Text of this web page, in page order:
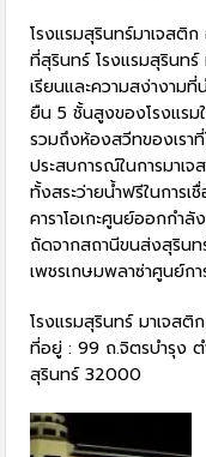
โรงแรมสุรินทร์มาเจสติ
ที่สุรินทร์ โรงแรมสุรินท
เรียนและความสง่างา
ยืน 5 ชั้นสูงของโรงแร
รวมถึงห้องสวีทของเรา
ประสบการณ์ในการมาเ
ทั้งสระว่ายน้ำฟรีในการ
คาราโอเกะศูนย์ออกกำ
ถัดจากสถานีขนส่งสุรินท
เพชรเกษมพลาซ่าศูนย์กา
โรงแรมสุรินทร์ มาเจสติก
ที่อยู่ : 99 ถ.จิตรบำรุง ต
สุรินทร์ 32000